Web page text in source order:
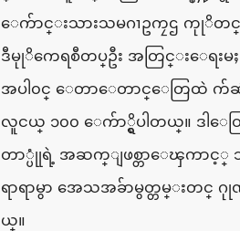
ေက်ာင္းသားသမဂၢဥကၠဌ ကုုိတင္
ဒီမုုိကေရစီတပ္ဦး အတြင္းေရးမႈ
အပါ၀င္ ေတာေတာင္ေတြထဲ က်ဆုုံ
လူငယ္ ၁၀၀ ေက်ာ္ရွိပါတယ္။ ဒါေ
တာ္ပုုံရဲ့ အဆက္ျဖစ္တာေၾကာင့္
ရာရာမွာ အေသအခ်ာမွတ္တမ္းတင္ ဂုု
ယ္။